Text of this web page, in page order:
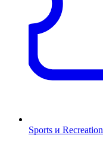
Sports и Recreation